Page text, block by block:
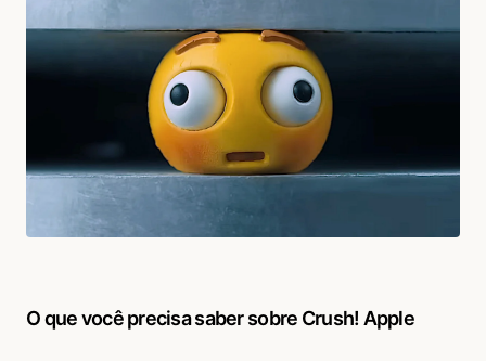
O que você precisa saber sobre Crush! Apple